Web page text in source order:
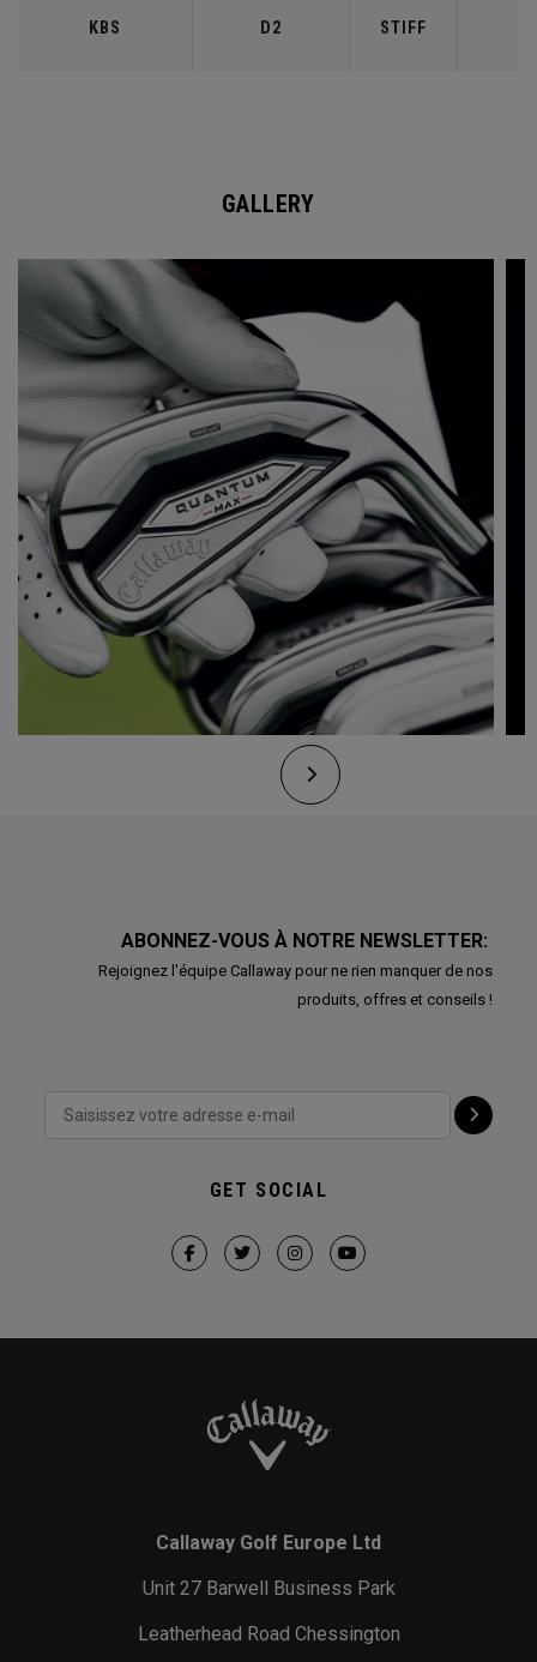
KBS D2 STIFF
GALLERY
ABONNEZ-VOUS À NOTRE NEWSLETTER:
Rejoignez l'équipe Callaway pour ne rien manquer de nos
produits, offres et conseils !
GET SOCIAL
Callaway Golf Europe Ltd
Unit 27 Barwell Business Park
Leatherhead Road Chessington